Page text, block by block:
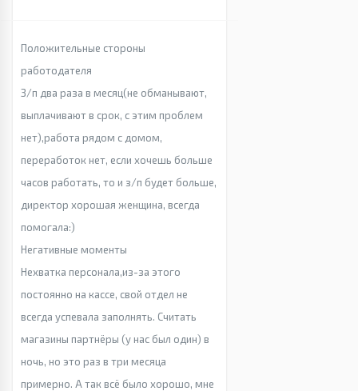
Положительные стороны
работодателя
З/п два раза в месяц(не обманывают,
выплачивают в срок, с этим проблем
нет),работа рядом с домом,
переработок нет, если хочешь больше
часов работать, то и з/п будет больше,
директор хорошая женщина, всегда
помогала:)
Негативные моменты
Нехватка персонала,из-за этого
постоянно на кассе, свой отдел не
всегда успевала заполнять. Считать
магазины партнёры (у нас был один) в
ночь, но это раз в три месяца
примерно. А так всё было хорошо, мне